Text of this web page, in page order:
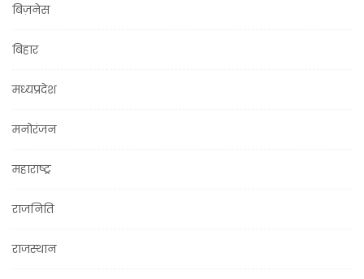
बिज़नेस
बिहार
मध्यप्रदेश
मनोरंजन
महाराष्ट्र
राजनिति
राजस्थान